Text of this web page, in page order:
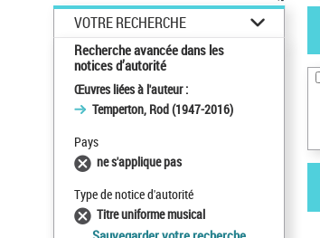
VOTRE RECHERCHE
Recherche avancée dans les
notices d’autorité
Œuvres liées à l'auteur :
Temperton, Rod (1947-2016)
Pays
ne s'applique pas
Type de notice d'autorité
Titre uniforme musical